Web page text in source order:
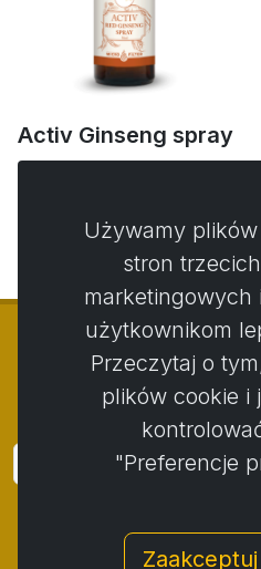
Activ Ginseng spray
50 ml
© Copyright 2014
Zasady i warunki
Używamy plików
stron
marketingowych
użytkownikom
Przeczytaj o
plików cookie i
"Preferencje